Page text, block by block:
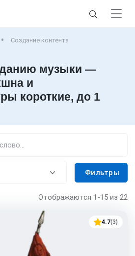
Создание контента
музыки —
и
короткие, до 1
Фильтры
Отображаются 1-15 из 22
4.7(3)